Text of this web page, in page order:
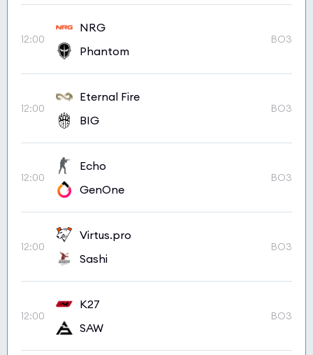
12:00
NRG
Phantom
BO3
12:00
Eternal Fire
BIG
BO3
12:00
Echo
GenOne
BO3
12:00
Virtus.pro
Sashi
BO3
12:00
K27
SAW
BO3